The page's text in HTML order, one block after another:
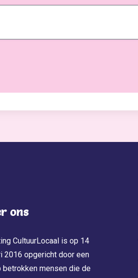
ons
CultuurLocaal is op 14
2016 opgericht door een
betrokken mensen die de